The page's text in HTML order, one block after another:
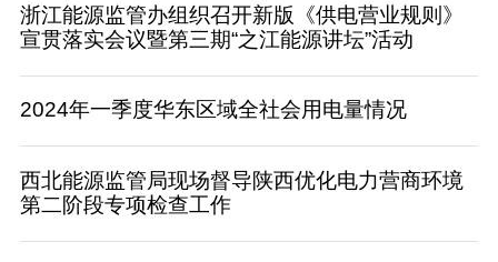
浙江能源监管办组织召开新版《供电营业规则》
宣贯落实会议暨第三期“之江能源讲坛”活动
2024年一季度华东区域全社会用电量情况
西北能源监管局现场督导陕西优化电力营商环境
第二阶段专项检查工作